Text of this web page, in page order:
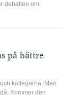
debatten om
på bättre
kollegorna. Men
Kommer den